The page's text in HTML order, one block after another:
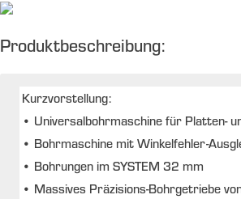
Produktbeschreibung:
Kurzvorstellung:
• Universalbohrmaschine für Platten-
• Bohrmaschine mit Winkelfehler-
• Bohrungen im SYSTEM 32 mm
• Massives Präzisions-Bohrgetriebe